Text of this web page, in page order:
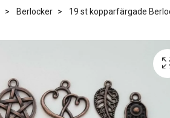
Berlocker 19 st kopparfärgade